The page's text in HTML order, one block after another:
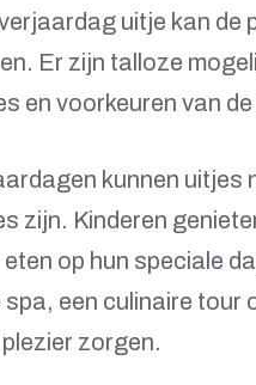
uitje kan de
Er zijn talloze
en voorkeuren van
kunnen uitjes
zijn. Kinderen
eten op hun speciale
een culinaire tour
zorgen.